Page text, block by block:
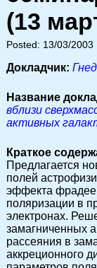
(13
Posted: 13/03/2003
Докладчик:
Название
вблизи
активных
Краткое
Предлагается
полей
эффекта
поляризации в
электронах.
замагниченных
рассеяния в
аккреционного